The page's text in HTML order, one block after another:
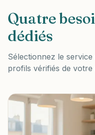
Quatre
dédiés
Sélectionnez le
profils vérifiés de votre